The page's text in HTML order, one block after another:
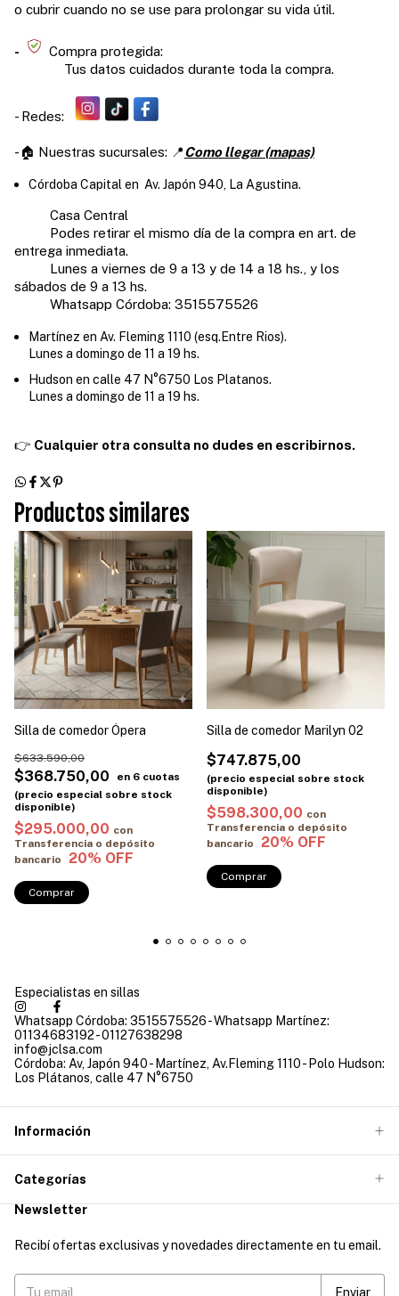
o cubrir cuando no se use para prolongar su vida útil.
-
Compra protegida:
Tus datos cuidados durante toda la compra.
- Redes:
-🏠 Nuestras sucursales: 📍Como llegar (mapas)
Córdoba Capital en Av. Japón 940, La Agustina.
Casa Central
Podes retirar el mismo día de la compra en art. de
entrega inmediata.
Lunes a viernes de 9 a 13 y de 14 a 18 hs., y los
sábados de 9 a 13 hs.
Whatsapp Córdoba: 3515575526
Martínez en Av. Fleming 1110 (esq.Entre Rios).
Lunes a domingo de 11 a 19 hs.
Hudson en calle 47 N°6750 Los Platanos.
Lunes a domingo de 11 a 19 hs.
👉 Cualquier otra consulta no dudes en escribirnos.
Productos similares
Silla de comedor Ópera
$368.750,00
$633.590,00
$295.000,00 con
Transferencia o depósito
bancario
Comprar
Silla de comedor Marilyn 02
$747.875,00
$598.300,00 con
Transferencia o depósito
bancario
Comprar
Especialistas en sillas
Whatsapp Córdoba: 3515575526 - Whatsapp Martínez:
01134683192 - 01127638298
info@jclsa.com
Córdoba: Av, Japón 940 - Martínez, Av.Fleming 1110 - Polo Hudson:
Los Plátanos, calle 47 N°6750
Información
Categorías
Newsletter
Recibí ofertas exclusivas y novedades directamente en tu email.